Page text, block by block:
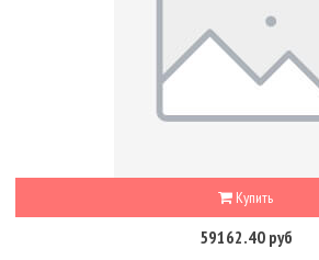
Купить
59162.40 руб